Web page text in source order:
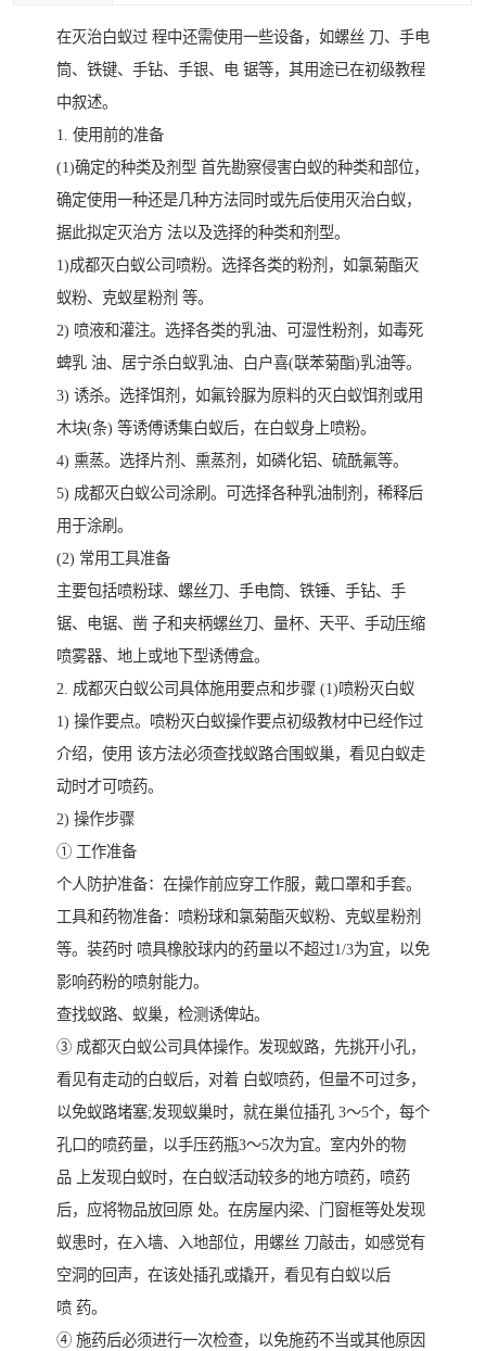
在灭治白蚁过 程中还需使用一些设备，如螺丝 刀、手电
筒、铁键、手钻、手银、电 锯等，其用途已在初级教程
中叙述。
1. 使用前的准备
(1)确定的种类及剂型 首先勘察侵害白蚁的种类和部位，
确定使用一种还是几种方法同时或先后使用灭治白蚁，
据此拟定灭治方 法以及选择的种类和剂型。
1)成都灭白蚁公司喷粉。选择各类的粉剂，如氯菊酯灭
蚁粉、克蚁星粉剂 等。
2) 喷液和灌注。选择各类的乳油、可湿性粉剂，如毒死
蜱乳 油、居宁杀白蚁乳油、白户喜(联苯菊酯)乳油等。
3) 诱杀。选择饵剂，如氟铃脲为原料的灭白蚁饵剂或用
木块(条) 等诱傅诱集白蚁后，在白蚁身上喷粉。
4) 熏蒸。选择片剂、熏蒸剂，如磷化铝、硫酰氟等。
5) 成都灭白蚁公司涂刷。可选择各种乳油制剂，稀释后
用于涂刷。
(2) 常用工具准备
主要包括喷粉球、螺丝刀、手电筒、铁锤、手钻、手
锯、电锯、凿 子和夹柄螺丝刀、量杯、天平、手动压缩
喷雾器、地上或地下型诱傅盒。
2. 成都灭白蚁公司具体施用要点和步骤 (1)喷粉灭白蚁
1) 操作要点。喷粉灭白蚁操作要点初级教材中已经作过
介绍，使用 该方法必须查找蚁路合围蚁巢，看见白蚁走
动时才可喷药。
2) 操作步骤
① 工作准备
个人防护准备：在操作前应穿工作服，戴口罩和手套。
工具和药物准备：喷粉球和氯菊酯灭蚁粉、克蚁星粉剂
等。装药时 喷具橡胶球内的药量以不超过1/3为宜，以免
影响药粉的喷射能力。
查找蚁路、蚁巢，检测诱俾站。
③ 成都灭白蚁公司具体操作。发现蚁路，先挑开小孔，
看见有走动的白蚁后，对着 白蚁喷药，但量不可过多，
以免蚁路堵塞;发现蚁巢时，就在巢位插孔 3～5个，每个
孔口的喷药量，以手压药瓶3～5次为宜。室内外的物
品 上发现白蚁时，在白蚁活动较多的地方喷药，喷药
后，应将物品放回原 处。在房屋内梁、门窗框等处发现
蚁患时，在入墙、入地部位，用螺丝 刀敲击，如感觉有
空洞的回声，在该处插孔或撬开，看见有白蚁以后
喷 药。
④ 施药后必须进行一次检查，以免施药不当或其他原因